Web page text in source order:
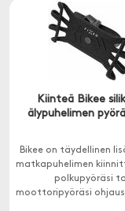
Kiinteä Bikee
älypuhelimen
Bikee on täydellinen
matkapuhelimen
polkupyöräsi
moottoripyöräsi